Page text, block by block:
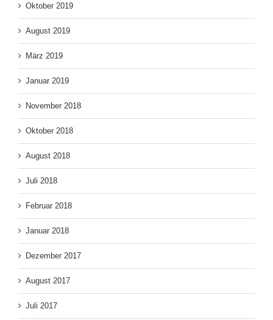
Oktober 2019
August 2019
März 2019
Januar 2019
November 2018
Oktober 2018
August 2018
Juli 2018
Februar 2018
Januar 2018
Dezember 2017
August 2017
Juli 2017